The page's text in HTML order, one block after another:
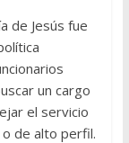
de Jesús fue
un cargo
el servicio
de alto perfil.